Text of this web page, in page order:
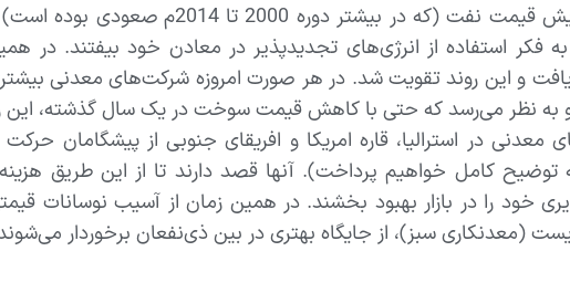
افزایش قیمت نفت (که در بیشتر
فکر استفاده از انرژی‌های تجدیدپذیر در معادن خود بیفتند.
و این روند تقویت شد. در هر صورت امروزه شرکت‌های معدنی
به نظر می‌رسد که حتی با کاهش قیمت سوخت در یک سال گذشته، این
معدنی در استرالیا، قاره امریکا و افریقای جنوبی از
توضیح کامل خواهیم پرداخت). آنها قصد دارند تا از این طریق
خود را در بازار بهبود بخشند. در همین زمان از آسیب نوسانات
(معدنکاری سبز)، از جایگاه بهتری در بین ذی‌نفعان برخوردار